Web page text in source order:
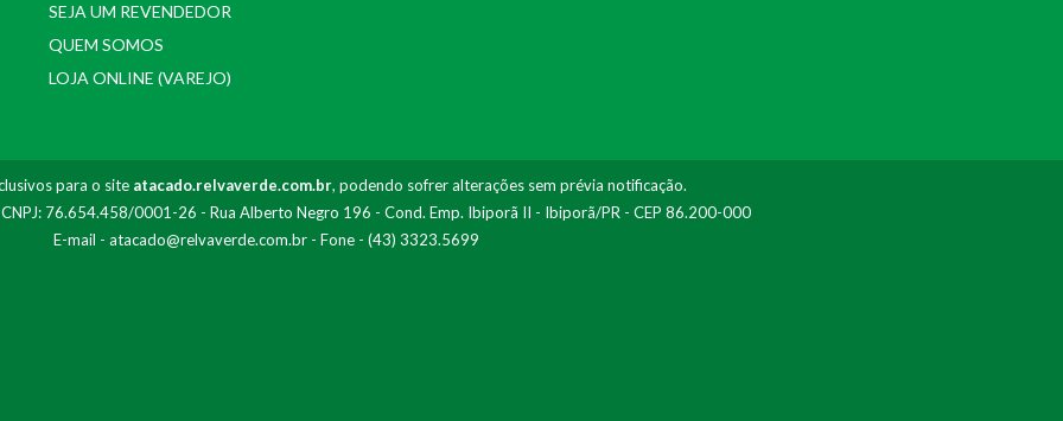
SEJA UM REVENDEDOR
QUEM SOMOS
LOJA ONLINE (VAREJO)
para o site atacado.relvaverde.com.br, podendo sofrer alterações sem prévia notificação.
CNPJ: 76.654.458/0001-26 - Rua Alberto Negro 196 - Cond. Emp. Ibiporã II - Ibiporã/PR - CEP 86.200-000
E-mail - atacado@relvaverde.com.br- Fone - (43) 3323.5699